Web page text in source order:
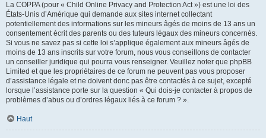
La COPPA (pour « Child Online Privacy and Protection Act ») est une loi des
États-Unis d’Amérique qui demande aux sites internet collectant
potentiellement des informations sur les mineurs âgés de moins de 13 ans un
consentement écrit des parents ou des tuteurs légaux des mineurs concernés.
Si vous ne savez pas si cette loi s’applique également aux mineurs âgés de
moins de 13 ans inscrits sur votre forum, nous vous conseillons de contacter
un conseiller juridique qui pourra vous renseigner. Veuillez noter que phpBB
Limited et que les propriétaires de ce forum ne peuvent pas vous proposer
d’assistance légale et ne doivent donc pas être contactés à ce sujet, excepté
lorsque l’assistance porte sur la question « Qui dois-je contacter à propos de
problèmes d’abus ou d’ordres légaux liés à ce forum ? ».
Haut